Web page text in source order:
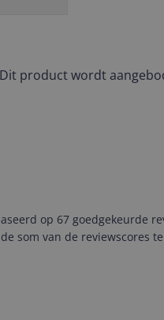
Dit product wordt
op 67 goedgekeurde
som van de reviewscores